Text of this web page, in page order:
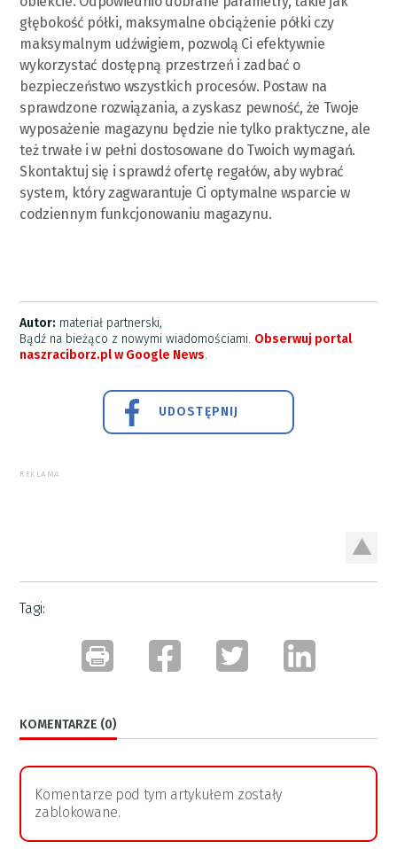
głębokość półki, maksymalne obciążenie półki czy
maksymalnym udźwigiem, pozwolą Ci efektywnie
wykorzystać dostępną przestrzeń i zadbać o
bezpieczeństwo wszystkich procesów. Postaw na
sprawdzone rozwiązania, a zyskasz pewność, że Twoje
wyposażenie magazynu będzie nie tylko praktyczne, ale
też trwałe i w pełni dostosowane do Twoich wymagań.
Skontaktuj się i sprawdź ofertę regałów, aby wybrać
system, który zagwarantuje Ci optymalne wsparcie w
codziennym funkcjonowaniu magazynu.
Autor: materiał partnerski,
Bądź na bieżąco z nowymi wiadomościami. Obserwuj portal
naszraciborz.pl w Google News.
UDOSTĘPNIJ
REKLAMA
Tagi:
KOMENTARZE (0)
Komentarze pod tym artykułem zostały
zablokowane.